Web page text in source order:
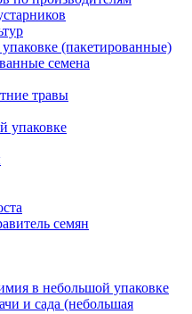
(пакетированные)
семена
травы
упаковке
семян
в небольшой упаковке
и сада (небольшая